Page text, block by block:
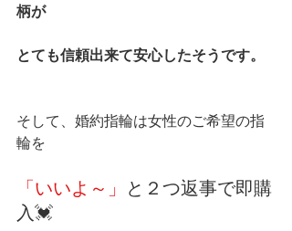
柄が
とても信頼出来て安心したそうです。
そして、婚約指輪は女性のご希望の指
輪を
「いいよ～」 と２つ返事で即購
入💓